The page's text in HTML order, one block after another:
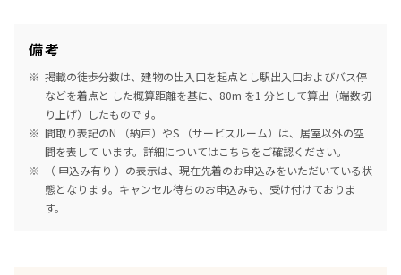
備考
掲載の徒歩分数は、建物の出入口を起点とし駅出入口およびバス停
などを着点と した概算距離を基に、80m を1 分として算出（端数切
り上げ）したものです。
間取り表記のN （納戸）やS （サービスルーム）は、居室以外の空
間を表して います。詳細についてはこちらをご確認ください。
（ 申込み有り ）の表示は、現在先着のお申込みをいただいている状
態となります。キャンセル待ちのお申込みも、受け付けておりま
す。